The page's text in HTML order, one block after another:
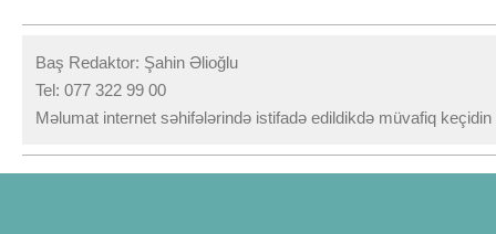
Baş Redaktor: Şahin Əlioğlu
Tel: 077 322 99 00
Məlumat internet səhifələrində istifadə edildikdə müvafiq keçidin